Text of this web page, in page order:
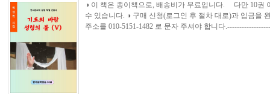
◑ 이 책은 종이책으로, 배송비가 무료입니다. 다만 10권
수 있습니다. ◑ 구매 신청(로그인 후 절차 대로)과 입금
주소를 010-5151-1482 로 문자 주셔야 합니다